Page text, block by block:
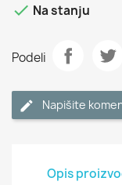
 Na stanju
Podeli
Napišite
Opis